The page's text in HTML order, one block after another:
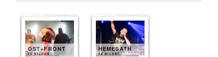
OST+FRONT
15 BILDER
HEMESATH
10 BILDER